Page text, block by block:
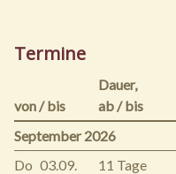
Termine
von / bis
Dauer,
ab / bis
September 2026
Do 03.09.
11 Tage